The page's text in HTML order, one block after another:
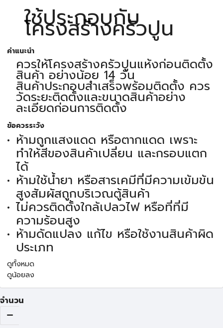
ใช้ประกอบกับ
โครงสร้างครัวปูน
คำแนะนำ
ควรให้โครงสร้างครัวปูนแห้งก่อนติดตั้ง
สินค้า อย่างน้อย 14 วัน
สินค้าประกอบสำเสร็จพร้อมติดตั้ง ควร
วัดระยะติดตั้งและขนาดสินค้าอย่าง
ละเอียดก่อนการติดตั้ง
ข้อควรระวัง
ห้ามถูกแสงแดด หรือตากแดด เพราะ
ทำให้สีของสินค้าเปลี่ยน และกรอบแตก
ได้
ห้ามใช้น้ำยา หรือสารเคมีที่มีความเข้มข้น
สูงสัมผัสถูกบริเวณตู้สินค้า
ไม่ควรติดตั้งใกล้เปลวไฟ หรือที่ที่มี
ความร้อนสูง
ห้ามดัดแปลง แก้ไข หรือใช้งานสินค้าผิด
ประเภท
ดูทั้งหมด
ดูน้อยลง
จำนวน